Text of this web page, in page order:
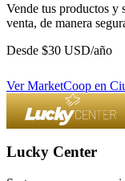
Vende tus productos y
venta, de manera
Desde $30 USD/año
VerMarketCoop en
Lucky Center